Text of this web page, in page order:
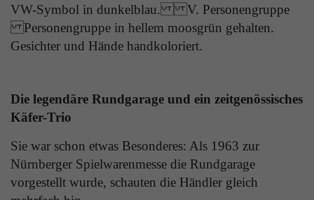
VW-Symbol in dunkelblau. V. Personengruppe
Personengruppe in hellem moosgrün gehalten.
Gesichter und Hände handkoloriert.
Die legendäre Rundgarage und ein zeitgenössisches
Käfer-Trio
Sie war schon etwas Besonderes: Als 1963 zur
Nürnberger Spielwarenmesse die Rundgarage
vorgestellt wurde, schauten die Händler gleich
TYPO3
Laufzeit Ende der Sitzung
Administratoren relevant).
Name be_typo_user
Anbieter TYPO3
Anbieter Google Analytics
Laufzeit 1 Jahr
Zweck
wiederkehrende User auf dieser Website